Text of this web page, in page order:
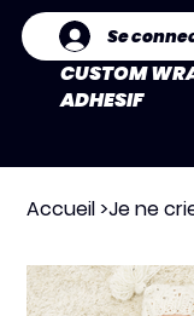
CUSTOM
ADHESIF
Se
Accueil>Je ne